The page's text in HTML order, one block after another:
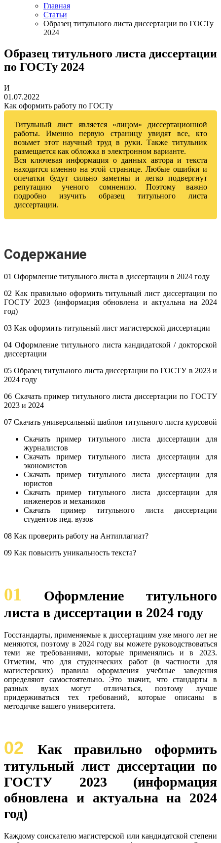
Главная
Статьи
Образец титульного листа диссертации по ГОСТу
2024
Образец титульного листа диссертации
по ГОСТу 2024
И
01.07.2022
Как оформить работу по ГОСТу
Титульный лист является «лицом» диссертационной
работы. Именно первую страницу увидят все, кто
возьмет этот научный труд в руки. Также титульник
размещается как обложка в электронном варианте.
Вся ключевая информация о данных автора и текста
находится именно на этой странице. Любые ошибки и
опечатки будут сильно заметны и легко подвергнут
репутацию ученого сомнению. Поэтому важно
подробно изучить образец титульного листа
диссертации.
Содержание
01 Оформление титульного листа в диссертации в 2024 году
02 Как правильно оформить титульный лист диссертации по
ГОСТУ 2023 (информация обновлена и актуальна на 2024
год)
03 Как оформить титульный лист магистерской диссертации
04 Оформление титульного листа кандидатской / докторской
диссертации
05 Образец титульного листа диссертации по ГОСТУ в 2023 и
2024 году
06 Скачать пример титульного листа диссертации по ГОСТУ
2023 и 2024
07 Скачать универсальный шаблон титульного листа курсовой
Скачать пример титульного листа диссертации для
журналистов
Скачать пример титульного листа диссертации для
экономистов
Скачать пример титульного листа диссертации для
юристов
Скачать пример титульного листа диссертации для
инженеров и механиков
Скачать пример титульного листа диссертации
студентов пед. вузов
08 Как проверить работу на Антиплагиат?
09 Как повысить уникальность текста?
01 Оформление титульного
листа в диссертации в 2024 году
Госстандарты, применяемые к диссертациям уже много лет не
меняются, поэтому в 2024 году вы можете руководствоваться
теми же требованиями, которые применялись и в 2023.
Отметим, что для студенческих работ (в частности для
магистерских) правила оформления учебные заведения
определяют самостоятельно. Это значит, что стандарты в
разных вузах могут отличаться, поэтому лучше
придерживаться тех требований, которые описаны в
методичке вашего университета.
02
Как правильно оформить
титульный лист диссертации по
ГОСТУ 2023 (информация
обновлена и актуальна на 2024
год)
Каждому соискателю магистерской или кандидатской степени